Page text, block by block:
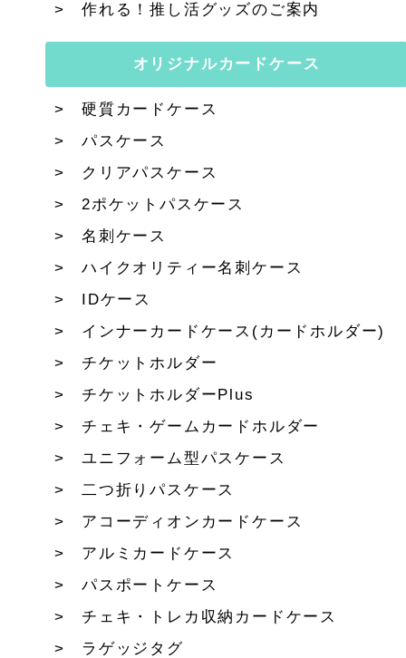
作れる！推し活グッズのご案内
オリジナルカードケース
硬質カードケース
パスケース
クリアパスケース
2ポケットパスケース
名刺ケース
ハイクオリティー名刺ケース
IDケース
インナーカードケース(カードホルダー)
チケットホルダー
チケットホルダーPlus
チェキ・ゲームカードホルダー
ユニフォーム型パスケース
二つ折りパスケース
アコーディオンカードケース
アルミカードケース
パスポートケース
チェキ・トレカ収納カードケース
ラゲッジタグ